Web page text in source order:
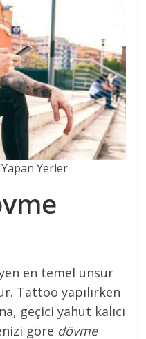
Yerler
en temel unsur
Tattoo yapılırken
geçici yahut kalıcı
göre dövme